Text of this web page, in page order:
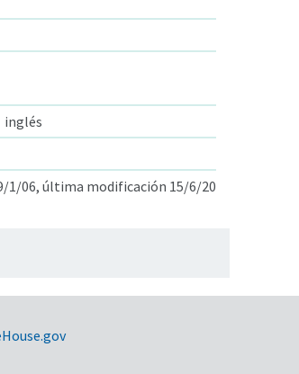
inglés
1/06, última modificación 15/6/20